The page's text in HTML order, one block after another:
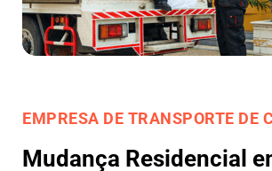
EMPRESA DE TRANSPORTE DE
Mudança Residencial